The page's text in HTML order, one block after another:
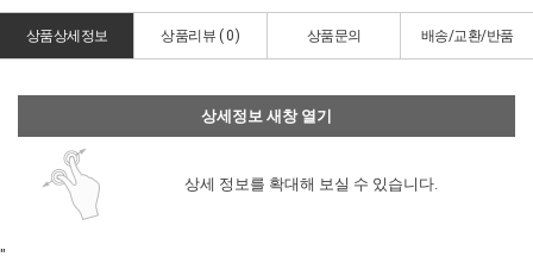
상품상세정보 상품리뷰 (0) 상품문의 배송/교환/반품
상세정보 새창 열기
상세 정보를 확대해 보실 수 있습니다.
"